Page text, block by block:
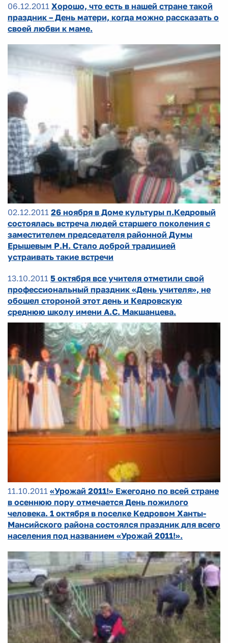
06.12.2011 Хорошо, что есть в нашей стране такой
праздник – День матери, когда можно рассказать о
своей любви к маме.
02.12.2011 26 ноября в Доме культуры п.Кедровый
состоялась встреча людей старшего поколения с
заместителем председателя районной Думы
Ерышевым Р.Н. Стало доброй традицией
устраивать такие встречи
13.10.2011 5 октября все учителя отметили свой
профессиональный праздник «День учителя», не
обошел стороной этот день и Кедровскую
среднюю школу имени А.С. Макшанцева.
11.10.2011 «Урожай 2011!» Ежегодно по всей стране
в осеннюю пору отмечается День пожилого
человека. 1 октября в поселке Кедровом Ханты-
Мансийского района состоялся праздник для всего
населения под названием «Урожай 2011!».